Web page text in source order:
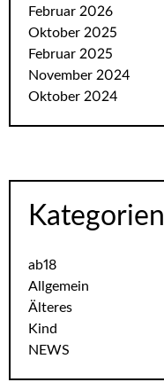
Februar 2026
Oktober 2025
Februar 2025
November 2024
Oktober 2024
Kategorien
ab18
Allgemein
Älteres
Kind
NEWS